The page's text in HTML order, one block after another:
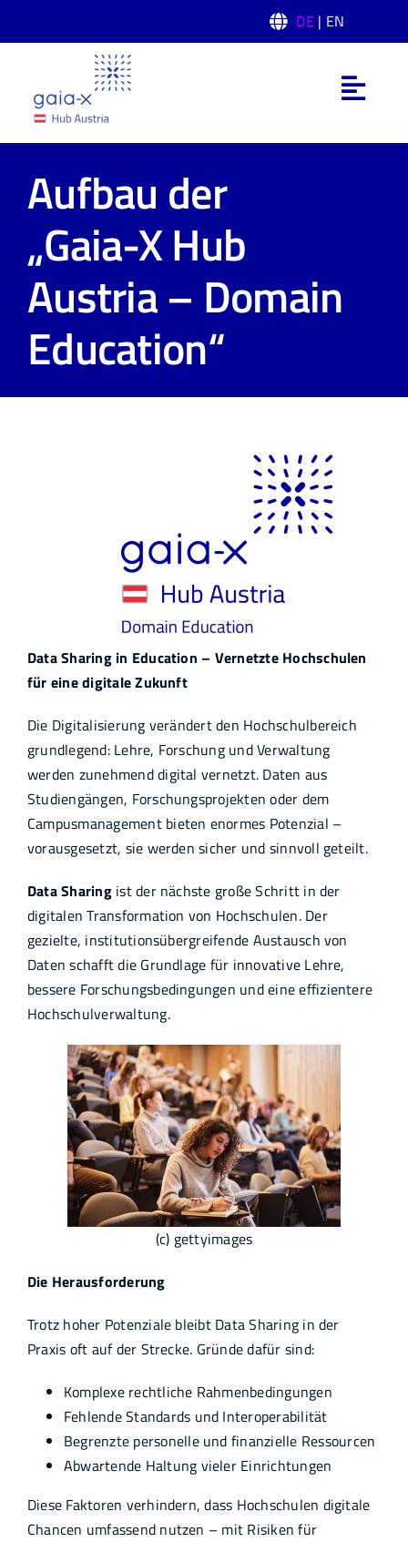
DE | EN
Was ist Gaia-X
Gaia-X Hub Austria
Domänen
Aufbau der
„Gaia-X Hub
Austria – Domain
Education“
Data Sharing in Education – Vernetzte Hochschulen
für eine digitale Zukunft
Die Digitalisierung verändert den Hochschulbereich
grundlegend: Lehre, Forschung und Verwaltung
werden zunehmend digital vernetzt. Daten aus
Studiengängen, Forschungsprojekten oder dem
Campusmanagement bieten enormes Potenzial –
vorausgesetzt, sie werden sicher und sinnvoll geteilt.
Data Sharingist der nächste große Schritt in der
digitalen Transformation von Hochschulen. Der
gezielte, institutionsübergreifende Austausch von
Daten schafft die Grundlage für innovative Lehre,
bessere Forschungsbedingungen und eine effizientere
Hochschulverwaltung.
(c) gettyimages
Die Herausforderung
Trotz hoher Potenziale bleibt Data Sharing in der
Praxis oft auf der Strecke. Gründe dafür sind:
Komplexe rechtliche Rahmenbedingungen
Fehlende Standards und Interoperabilität
Begrenzte personelle und finanzielle Ressourcen
Abwartende Haltung vieler Einrichtungen
Diese Faktoren verhindern, dass Hochschulen digitale
Chancen umfassend nutzen – mit Risiken für